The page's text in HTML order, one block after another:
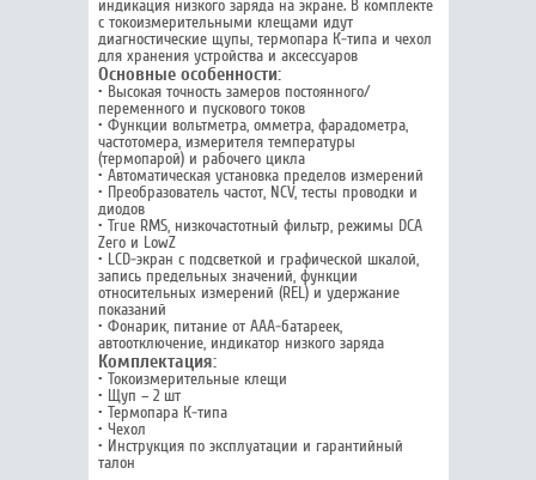
индикация низкого заряда на экране. В комплекте
с токоизмерительными клещами идут
диагностические щупы, термопара К-типа и чехол
для хранения устройства и аксессуаров
Основные особенности:
• Высокая точность замеров постоянного/
переменного и пускового токов
• Функции вольтметра, омметра, фарадометра,
частотомера, измерителя температуры
(термопарой) и рабочего цикла
• Автоматическая установка пределов измерений
• Преобразователь частот, NCV, тесты проводки и
диодов
• True RMS, низкочастотный фильтр, режимы DCA
Zero и LowZ
• LCD-экран с подсветкой и графической шкалой,
запись предельных значений, функции
относительных измерений (REL) и удержание
показаний
• Фонарик, питание от AAA-батареек,
автоотключение, индикатор низкого заряда
Комплектация:
• Токоизмерительные клещи
• Щуп – 2 шт
• Термопара К-типа
• Чехол
• Инструкция по эксплуатации и гарантийный
талон